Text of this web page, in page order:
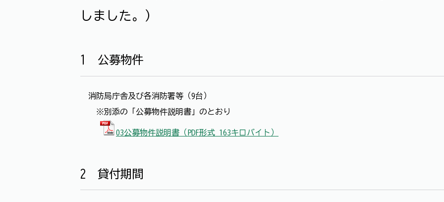
しました。）
1 公募物件
消防局庁舎及び各消防署等（9台）
※別添の「公募物件説明書」のとおり
03公募物件説明書（PDF形式 163キロバイト）
2 貸付期間